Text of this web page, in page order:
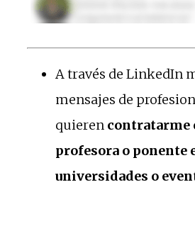
A través de LinkedIn
mensajes de
quieren contratarme
profesora o ponente
universidades o